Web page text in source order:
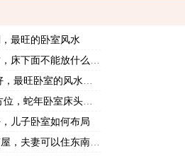
最旺的卧室风水
下面不能放什么东西
旺卧室的风水布局
年卧室床头朝向风水
儿子卧室如何布局
妻可以住东南角卧室吗